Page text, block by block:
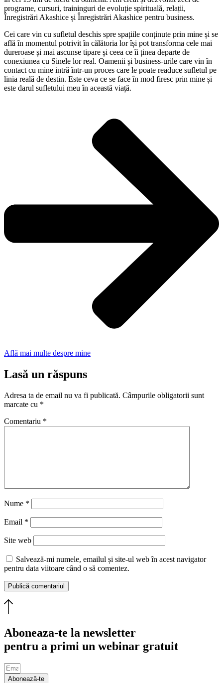
programe, cursuri, traininguri de evoluție spirituală, relații,
Înregistrări Akashice și Înregistrări Akashice pentru business.
Cei care vin cu sufletul deschis spre spațiile conținute prin mine și se
află în momentul potrivit în călătoria lor își pot transforma cele mai
dureroase și mai ascunse tipare și ceea ce îi ținea departe de
conexiunea cu Sinele lor real. Oamenii și business-urile care vin în
contact cu mine intră într-un proces care le poate readuce sufletul pe
linia reală de destin. Este ceva ce se face în mod firesc prin mine și
este darul sufletului meu în această viață.
Află mai multe despre mine
Lasă un răspuns
Adresa ta de email nu va fi publicată. Câmpurile obligatorii sunt
marcate cu *
Comentariu *
Nume *
Email *
Site web
Salvează-mi numele, emailul și site-ul web în acest navigator
pentru data viitoare când o să comentez.
Aboneaza-te la newsletter
pentru a primi un webinar gratuit
Abonează-te